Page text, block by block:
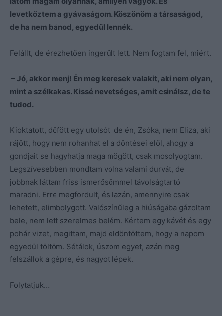
levetkőztem a gyávaságom. Köszönöm a társaságod,
de ha nem bánod, egyedül lennék.
Felállt, de érezhetően ingerült lett. Nem fogtam fel, miért.
– Jó, akkor menj! Én meg keresek valakit, aki nem olyan,
mint a szélkakas. Kissé nevetséges, amit csinálsz, de te
tudod.
Kioktatott, döfött egy utolsót, de én, Zsóka, nem Eliza, aki
rájött, hogy nem rohanhat el a döntései elől, ahogy a
gondjait se hagyhatja maga mögött, csak mosolyogtam.
Legszívesebben mondtam volna valami durvát, de
jobbnak láttam friss ismerősömmel távolságtartó
maradni. Erre megfordult, és lazán, amennyire csak
lehetett, elimbolygott. Valószínűleg a hiúságába gázoltam
bele, nem lett szerelmes belém. Kértem egy kávét és egy
pohár vizet, megittam, majd eldöntöttem, hogy a napom
egyedül töltöm. Sétálok, úszom egyet, azán meg
felszállok a gépre, és nagyot lépek.
Folytatjuk…